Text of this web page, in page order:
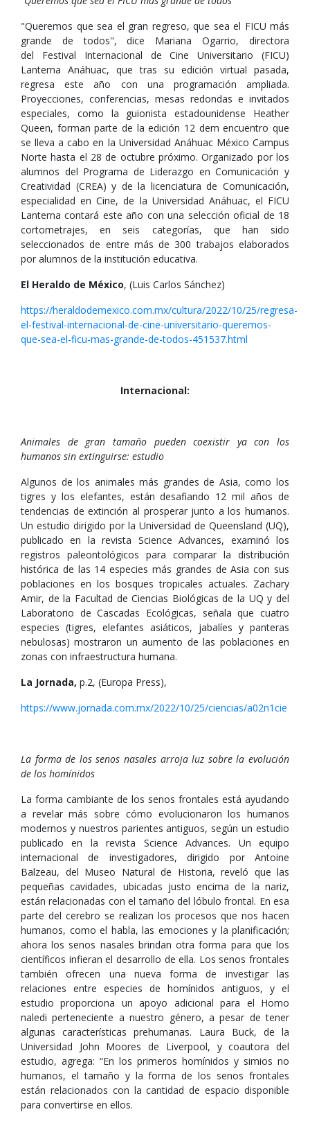
"Queremos que sea el gran regreso, que sea el FICU más
grande de todos", dice Mariana Ogarrio, directora
del Festival Internacional de Cine Universitario (FICU)
Lanterna Anáhuac, que tras su edición virtual pasada,
regresa este año con una programación ampliada.
Proyecciones, conferencias, mesas redondas e invitados
especiales, como la guionista estadounidense Heather
Queen, forman parte de la edición 12 dem encuentro que
se lleva a cabo en la Universidad Anáhuac México Campus
Norte hasta el 28 de octubre próximo. Organizado por los
alumnos del Programa de Liderazgo en Comunicación y
Creatividad (CREA) y de la licenciatura de Comunicación,
especialidad en Cine, de la Universidad Anáhuac, el FICU
Lanterna contará este año con una selección oficial de 18
cortometrajes, en seis categorías, que han sido
seleccionados de entre más de 300 trabajos elaborados
por alumnos de la institución educativa.
El Heraldo de México, (Luis Carlos Sánchez)
https://heraldodemexico.com.mx/cultura/2022/10/25/regresa-
el-festival-internacional-de-cine-universitario-queremos-
que-sea-el-ficu-mas-grande-de-todos-451537.html
Internacional:
Animales de gran tamaño pueden coexistir ya con los
humanos sin extinguirse: estudio
Algunos de los animales más grandes de Asia, como los
tigres y los elefantes, están desafiando 12 mil años de
tendencias de extinción al prosperar junto a los humanos.
Un estudio dirigido por la Universidad de Queensland (UQ),
publicado en la revista Science Advances, examinó los
registros paleontológicos para comparar la distribución
histórica de las 14 especies más grandes de Asia con sus
poblaciones en los bosques tropicales actuales. Zachary
Amir, de la Facultad de Ciencias Biológicas de la UQ y del
Laboratorio de Cascadas Ecológicas, señala que cuatro
especies (tigres, elefantes asiáticos, jabalíes y panteras
nebulosas) mostraron un aumento de las poblaciones en
zonas con infraestructura humana.
La Jornada, p.2, (Europa Press),
https://www.jornada.com.mx/2022/10/25/ciencias/a02n1cie
La forma de los senos nasales arroja luz sobre la evolución
de los homínidos
La forma cambiante de los senos frontales está ayudando
a revelar más sobre cómo evolucionaron los humanos
modernos y nuestros parientes antiguos, según un estudio
publicado en la revista Science Advances. Un equipo
internacional de investigadores, dirigido por Antoine
Balzeau, del Museo Natural de Historia, reveló que las
pequeñas cavidades, ubicadas justo encima de la nariz,
están relacionadas con el tamaño del lóbulo frontal. En esa
parte del cerebro se realizan los procesos que nos hacen
humanos, como el habla, las emociones y la planificación;
ahora los senos nasales brindan otra forma para que los
científicos infieran el desarrollo de ella. Los senos frontales
también ofrecen una nueva forma de investigar las
relaciones entre especies de homínidos antiguos, y el
estudio proporciona un apoyo adicional para el Homo
naledi perteneciente a nuestro género, a pesar de tener
algunas características prehumanas. Laura Buck, de la
Universidad John Moores de Liverpool, y coautora del
estudio, agrega: “En los primeros homínidos y simios no
humanos, el tamaño y la forma de los senos frontales
están relacionados con la cantidad de espacio disponible
para convertirse en ellos.